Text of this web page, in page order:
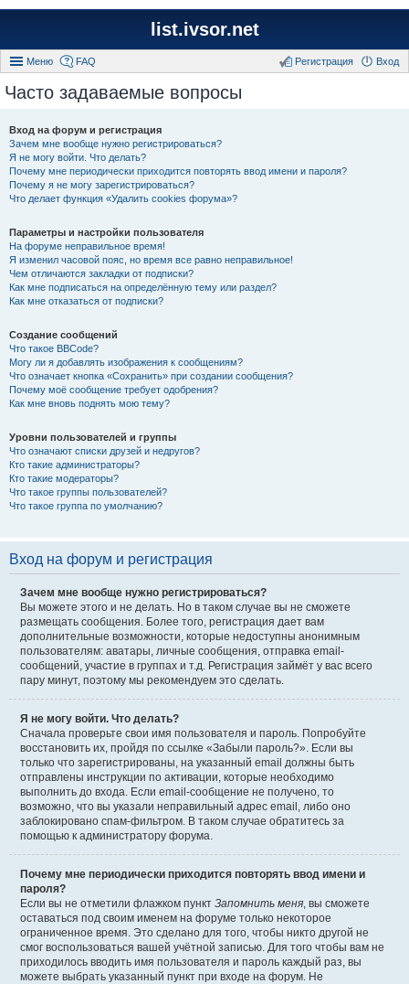
list.ivsor.net
Меню FAQ Вход
Регистрация
Часто задаваемые вопросы
Вход на форум и регистрация
Зачем мне вообще нужно регистрироваться?
Я не могу войти. Что делать?
Почему мне периодически приходится повторять ввод имени и пароля?
Почему я не могу зарегистрироваться?
Что делает функция «Удалить cookies форума»?
Параметры и настройки пользователя
На форуме неправильное время!
Я изменил часовой пояс, но время все равно неправильное!
Чем отличаются закладки от подписки?
Как мне подписаться на определённую тему или раздел?
Как мне отказаться от подписки?
Создание сообщений
Что такое BBCode?
Могу ли я добавлять изображения к сообщениям?
Что означает кнопка «Сохранить» при создании сообщения?
Почему моё сообщение требует одобрения?
Как мне вновь поднять мою тему?
Уровни пользователей и группы
Что означают списки друзей и недругов?
Кто такие администраторы?
Кто такие модераторы?
Что такое группы пользователей?
Что такое группа по умолчанию?
Вход на форум и регистрация
Зачем мне вообще нужно регистрироваться?
Вы можете этого и не делать. Но в таком случае вы не сможете
размещать сообщения. Более того, регистрация дает вам
дополнительные возможности, которые недоступны анонимным
пользователям: аватары, личные сообщения, отправка email-
сообщений, участие в группах и т.д. Регистрация займёт у вас всего
пару минут, поэтому мы рекомендуем это сделать.
Я не могу войти. Что делать?
Сначала проверьте свои имя пользователя и пароль. Попробуйте
восстановить их, пройдя по ссылке «Забыли пароль?». Если вы
только что зарегистрированы, на указанный email должны быть
отправлены инструкции по активации, которые необходимо
выполнить до входа. Если email-сообщение не получено, то
возможно, что вы указали неправильный адрес email, либо оно
заблокировано спам-фильтром. В таком случае обратитесь за
помощью к администратору форума.
Почему мне периодически приходится повторять ввод имени и
пароля?
Если вы не отметили флажком пункт Запомнить меня, вы сможете
оставаться под своим именем на форуме только некоторое
ограниченное время. Это сделано для того, чтобы никто другой не
смог воспользоваться вашей учётной записью. Для того чтобы вам не
приходилось вводить имя пользователя и пароль каждый раз, вы
можете выбрать указанный пункт при входе на форум. Не